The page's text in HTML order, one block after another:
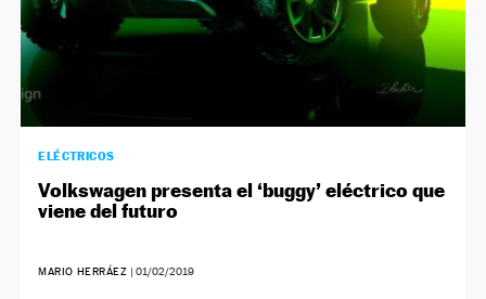
ELÉCTRICOS
Volkswagen presenta el ‘buggy’ eléctrico que
viene del futuro
MARIO HERRÁEZ 01/02/2019